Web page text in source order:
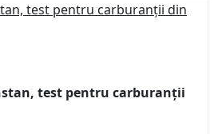
test pentru carburanții